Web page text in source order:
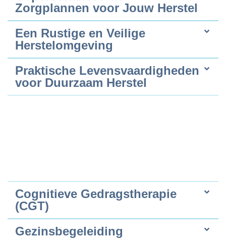
Zorgplannen voor Jouw Herstel
Een Rustige en Veilige
Herstelomgeving
Praktische Levensvaardigheden
voor Duurzaam Herstel
Cognitieve Gedragstherapie
(CGT)
Gezinsbegeleiding